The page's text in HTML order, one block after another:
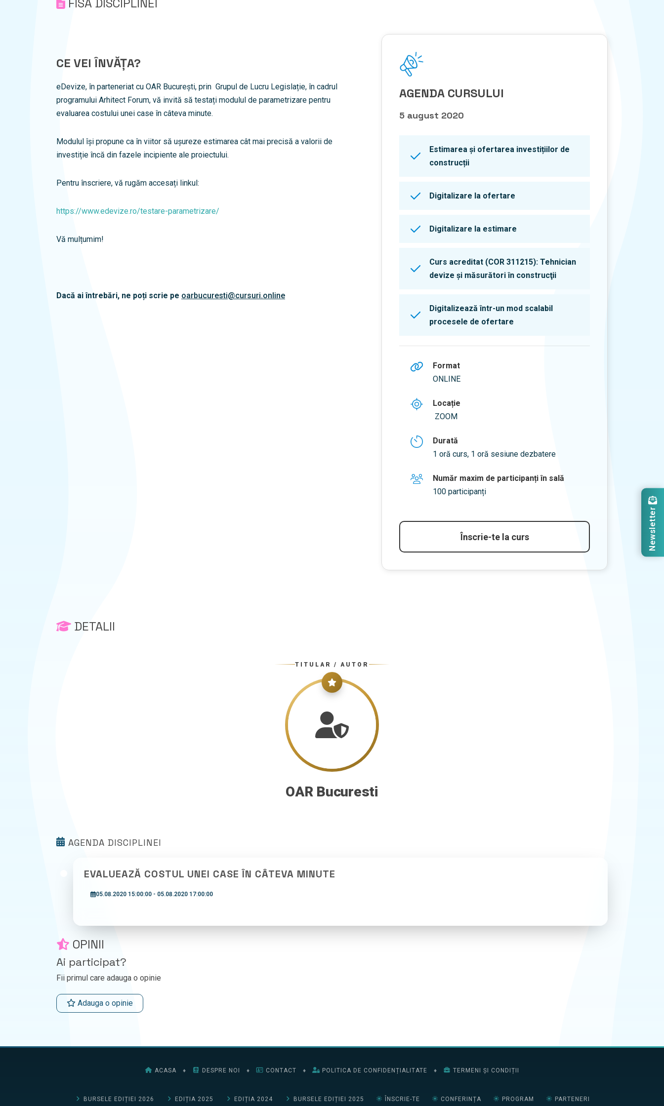
FISA DISCIPLINEI
CE VEI ÎNVĂȚA?
eDevize, în parteneriat cu OAR București, prin Grupul de Lucru Legislație, în cadrul
programului Arhitect Forum, vă invită să testați modulul de parametrizare pentru
evaluarea costului unei case în câteva minute.
Modulul își propune ca în viitor să ușureze estimarea cât mai precisă a valorii de
investiție încă din fazele incipiente ale proiectului.
Pentru înscriere, vă rugăm accesați linkul:
https://www.edevize.ro/testare-parametrizare/
Vă mulțumim!
Dacă ai întrebări, ne poți scrie pe oarbucuresti@cursuri.online
AGENDA CURSULUI
5 august 2020
Estimarea și ofertarea investițiilor de
construcții
Digitalizare la ofertare
Digitalizare la estimare
Curs acreditat (COR 311215): Tehnician
devize şi măsurători în construcţii
Digitalizează într-un mod scalabil
procesele de ofertare
Format
ONLINE
Locație
ZOOM
Durată
1 oră curs, 1 oră sesiune dezbatere
Număr maxim de participanți în sală
100 participanți
Înscrie-te la curs
DETALII
TITULAR / AUTOR
OAR Bucuresti
AGENDA DISCIPLINEI
EVALUEAZĂ COSTUL UNEI CASE ÎN CÂTEVA MINUTE
05.08.2020 15:00:00 - 05.08.2020 17:00:00
OPINII
Ai participat?
Fii primul care adauga o opinie
Adauga o opinie
ACASA ♦ DESPRE NOI ♦ CONTACT ♦ POLITICA DE CONFIDENȚIALITATE ♦ TERMENI ȘI CONDIȚII
BURSELE EDIȚIEI 2026 EDIȚIA 2025 EDIȚIA 2024 BURSELE EDIȚIEI 2025 ÎNSCRIE-TE CONFERINȚA PROGRAM PARTENERI
Newsletter